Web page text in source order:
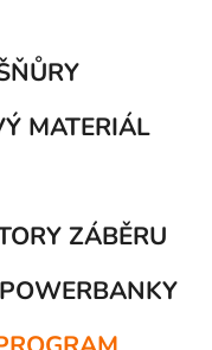
MATERIÁL
ZÁBĚRU